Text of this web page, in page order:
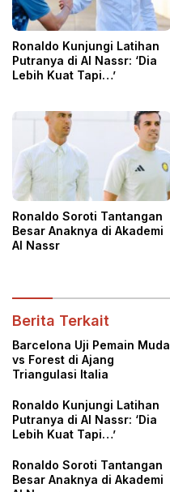
Ronaldo Kunjungi Latihan
Putranya di Al Nassr: ‘Dia
Lebih Kuat Tapi…’
Ronaldo Soroti Tantangan
Besar Anaknya di Akademi
Al Nassr
Berita Terkait
Barcelona Uji Pemain Muda
vs Forest di Ajang
Triangulasi Italia
Ronaldo Kunjungi Latihan
Putranya di Al Nassr: ‘Dia
Lebih Kuat Tapi…’
Ronaldo Soroti Tantangan
Besar Anaknya di Akademi